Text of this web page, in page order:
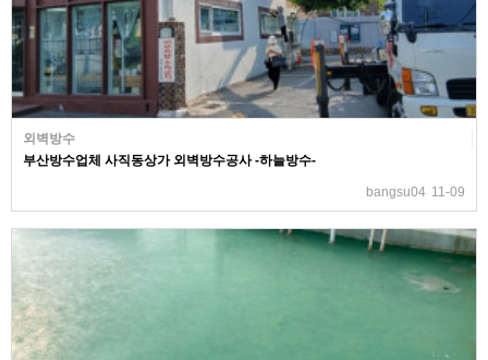
외벽방수
부산방수업체 사직동상가 외벽방수공사 -하늘방수-
bangsu04 11-09